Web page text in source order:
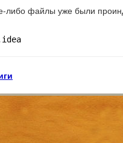
либо файлы уже были